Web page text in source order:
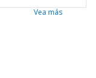
Vea más